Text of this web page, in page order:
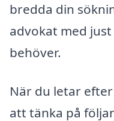
bredda din
advokat med
behöver.
När du letar
att tänka på